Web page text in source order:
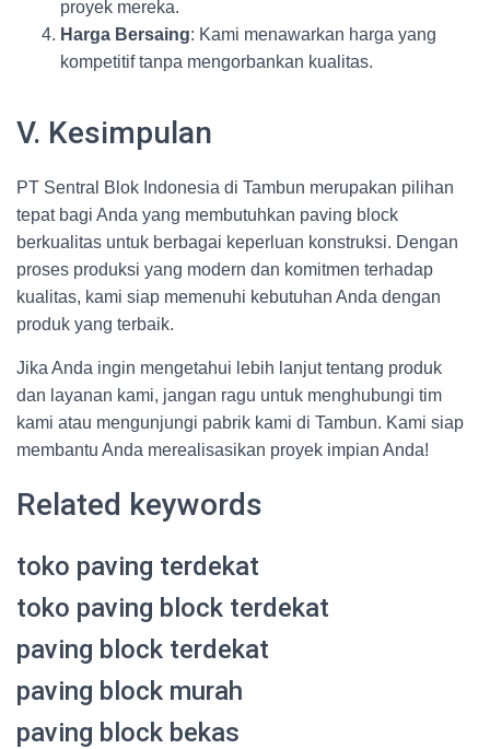
proyek mereka.
Harga Bersaing: Kami menawarkan harga yang
kompetitif tanpa mengorbankan kualitas.
V. Kesimpulan
PT Sentral Blok Indonesia di Tambun merupakan pilihan
tepat bagi Anda yang membutuhkan paving block
berkualitas untuk berbagai keperluan konstruksi. Dengan
proses produksi yang modern dan komitmen terhadap
kualitas, kami siap memenuhi kebutuhan Anda dengan
produk yang terbaik.
Jika Anda ingin mengetahui lebih lanjut tentang produk
dan layanan kami, jangan ragu untuk menghubungi tim
kami atau mengunjungi pabrik kami di Tambun. Kami siap
membantu Anda merealisasikan proyek impian Anda!
Related keywords
toko paving terdekat
toko paving block terdekat
paving block terdekat
paving block murah
paving block bekas